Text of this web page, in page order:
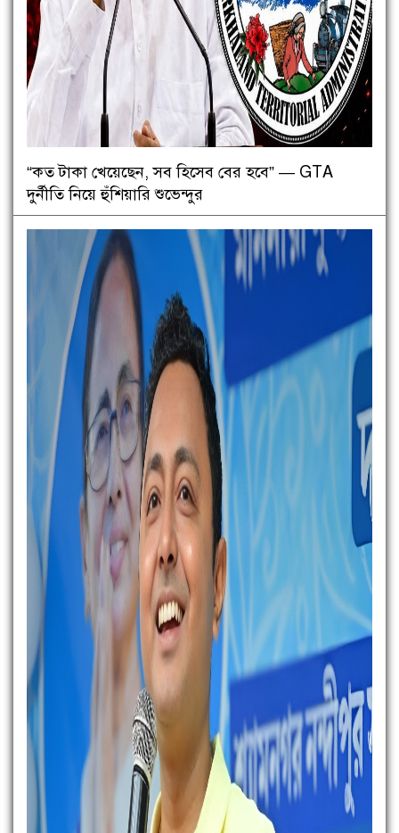
“কত টাকা খেয়েছেন, সব হিসেব বের হবে” — GTA
দুর্নীতি নিয়ে হুঁশিয়ারি শুভেন্দুর